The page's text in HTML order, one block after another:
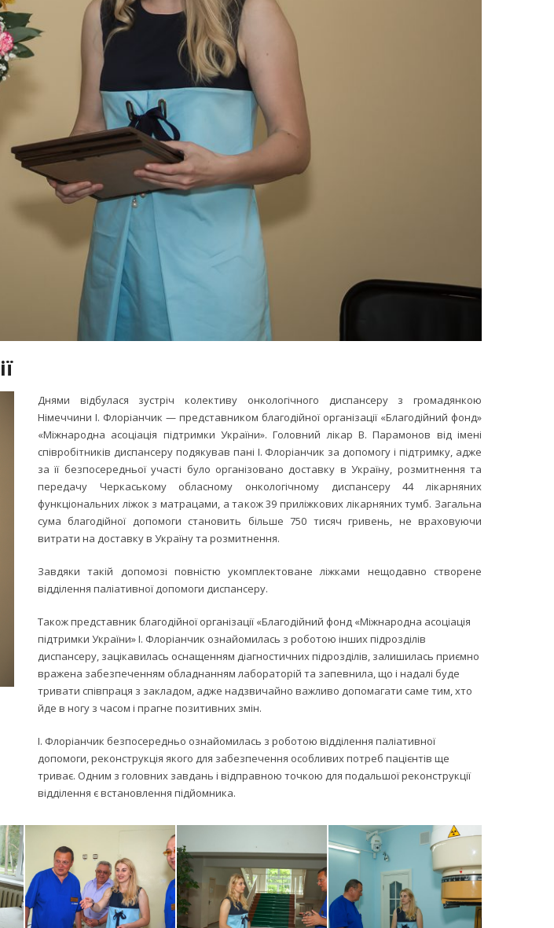
Днями відбулася зустріч колективу онкологічного диспансеру з громадянкою
Німеччини І. Флоріанчик — представником благодійної організації «Благодійний фонд»
«Міжнародна асоціація підтримки України». Головний лікар В. Парамонов від імені
співробітників диспансеру подякував пані І. Флоріанчик за допомогу і підтримку, адже
за її безпосередньої участі було організовано доставку в Україну, розмитнення та
передачу Черкаському обласному онкологічному диспансеру 44 лікарняних
функціональних ліжок з матрацами, а також 39 приліжкових лікарняних тумб. Загальна
сума благодійної допомоги становить більше 750 тисяч гривень, не враховуючи
витрати на доставку в Україну та розмитнення.
Завдяки такій допомозі повністю укомплектоване ліжками нещодавно створене
відділення паліативної допомоги диспансеру.
Також представник благодійної організації «Благодійний фонд «Міжнародна асоціація
підтримки України» І. Флоріанчик ознайомилась з роботою інших підрозділів
диспансеру, зацікавилась оснащенням діагностичних підрозділів, залишилась приємно
вражена забезпеченням обладнанням лабораторій та запевнила, що і надалі буде
тривати співпраця з закладом, адже надзвичайно важливо допомагати саме тим, хто
йде в ногу з часом і прагне позитивних змін.
І. Флоріанчик безпосередньо ознайомилась з роботою відділення паліативної
допомоги, реконструкція якого для забезпечення особливих потреб пацієнтів ще
триває. Одним з головних завдань і відправною точкою для подальшої реконструкції
відділення є встановлення підйомника.